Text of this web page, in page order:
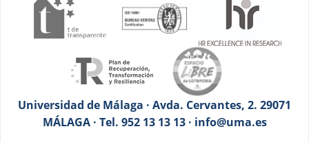
Universidad de Málaga · Avda. Cervantes, 2. 29071
MÁLAGA · Tel. 952 13 13 13 · info@uma.es